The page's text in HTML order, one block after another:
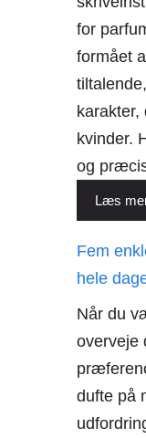
for
formået
kvinder.
og
Læs
Fem
hele
Når du
overveje
dufte på